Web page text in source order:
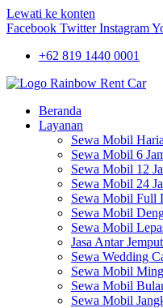
Lewati ke konten
Facebook Twitter Instagram
+62 819 1440 0001
Beranda
Layanan
Sewa Mobil
Sewa Mobil 6
Sewa Mobil 12
Sewa Mobil 24
Sewa Mobil Full
Sewa Mobil
Sewa Mobil
Jasa Antar
Sewa Wedding
Sewa Mobil
Sewa Mobil
Sewa Mobil